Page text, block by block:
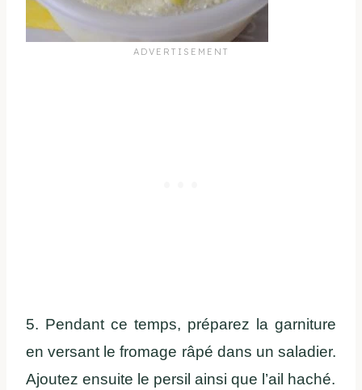
5. Pendant ce temps, préparez la garniture
en versant le fromage râpé dans un saladier.
Ajoutez ensuite le persil ainsi que l’ail haché.